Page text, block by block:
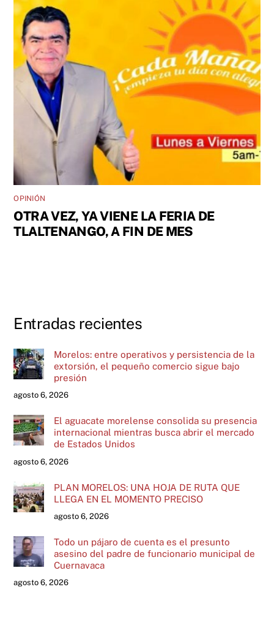
OPINIÓN
OTRA VEZ, YA VIENE LA FERIA DE
TLALTENANGO, A FIN DE MES
Entradas recientes
Morelos: entre operativos y persistencia de la
extorsión, el pequeño comercio sigue bajo
presión
agosto 6, 2026
El aguacate morelense consolida su presencia
internacional mientras busca abrir el mercado
de Estados Unidos
agosto 6, 2026
PLAN MORELOS: UNA HOJA DE RUTA QUE
LLEGA EN EL MOMENTO PRECISO
agosto 6, 2026
Todo un pájaro de cuenta es el presunto
asesino del padre de funcionario municipal de
Cuernavaca
agosto 6, 2026